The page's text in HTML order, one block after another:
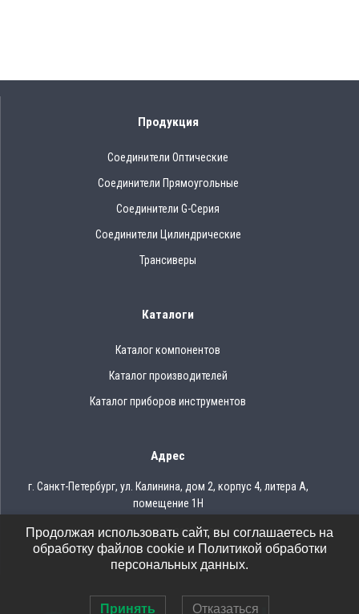
Продукция
Соединители Оптические
Соединители Прямоугольные
Соединители G-Серия
Соединители Цилиндрические
Трансиверы
Каталоги
Каталог компонентов
Каталог производителей
Каталог приборов инструментов
Адрес
г. Санкт-Петербург, ул. Калинина, дом 2, корпус 4, литера А,
помещение 1Н
Тел.: 8 (812) 309-75-97
Email: ocean@oceanchips.ru
Продолжая использовать сайт, вы соглашаетесь на
обработку файлов cookie и Политикой обработки
персональных данных.
Принять Отказаться